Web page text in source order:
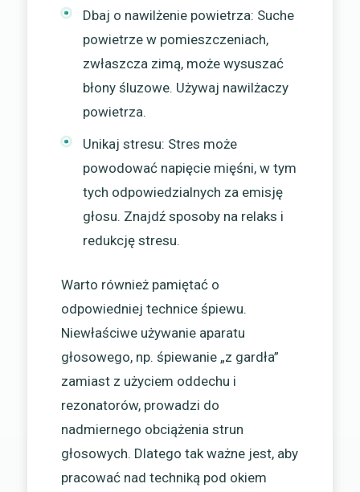
Dbaj o nawilżenie powietrza: Suche
powietrze w pomieszczeniach,
zwłaszcza zimą, może wysuszać
błony śluzowe. Używaj nawilżaczy
powietrza.
Unikaj stresu: Stres może
powodować napięcie mięśni, w tym
tych odpowiedzialnych za emisję
głosu. Znajdź sposoby na relaks i
redukcję stresu.
Warto również pamiętać o
odpowiedniej technice śpiewu.
Niewłaściwe używanie aparatu
głosowego, np. śpiewanie „z gardła”
zamiast z użyciem oddechu i
rezonatorów, prowadzi do
nadmiernego obciążenia strun
głosowych. Dlatego tak ważne jest, aby
pracować nad techniką pod okiem